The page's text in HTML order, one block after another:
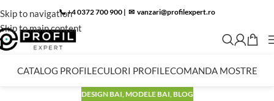
Skip to navigation
Skip to main content
📞 +4 0372 700 900 | ✉︎ vanzari@profilexpert.ro
CATALOG PROFILECULORI PROFILECOMANDA MOSTRE
DESIGN BAI,MODELE BAI,BLOG